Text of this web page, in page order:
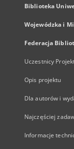
Biblioteka
Wojewódzka i
Federacja
Uczestnicy
Opis projektu
Dla autorów i
Najczęściej
Informacje